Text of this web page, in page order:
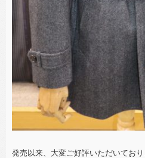
発売以来、大変ご好評いただいており